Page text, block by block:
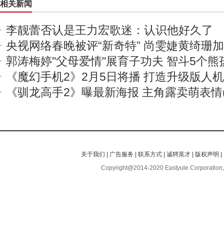
相关新闻
李靓蕾否认是王力宏歌迷：认识他好久了
央视网络春晚被评“新奇特” 尚雯婕黄绮珊
郭涛梅婷"父母爱情"展育子功夫 智斗5个熊
《魔幻手机2》2月5日将播 打造升级版人
《驯龙高手2》曝最新海报 主角露卖萌表
关于我们 广告服务 |联系方式 |诚聘英才 版权声明
Copyright@2014-2020 Eastyule